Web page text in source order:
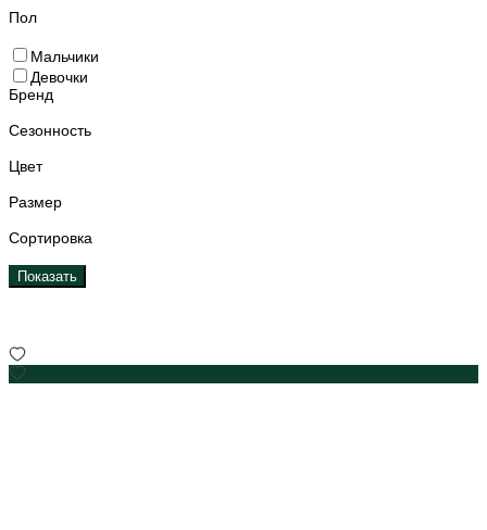
Пол
Мальчики
Девочки
Бренд
Сезонность
Цвет
Размер
Сортировка
Показать